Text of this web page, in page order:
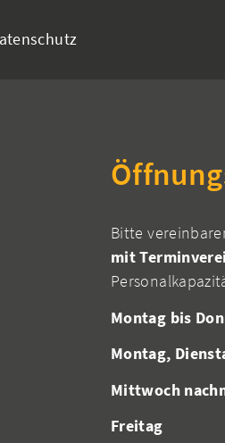
Bitte
mit
Montag bis
Montag,
Mittwoch
Freitag